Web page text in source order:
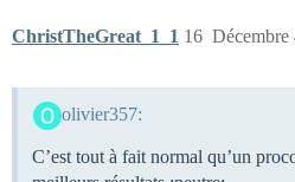
ChristTheGreat_1_1 Décembre
16
olivier357:
C’est tout à fait normal qu’un